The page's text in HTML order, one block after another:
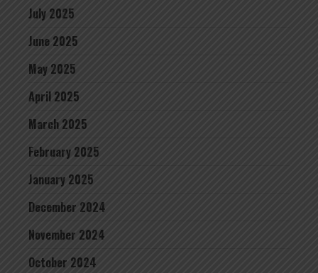
July 2025
June 2025
May 2025
April 2025
March 2025
February 2025
January 2025
December 2024
November 2024
October 2024